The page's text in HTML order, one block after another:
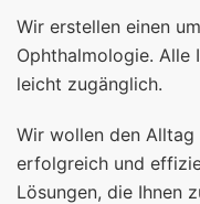
Wir erstellen einen
Ophthalmologie. Alle
leicht zugänglich.
Wir wollen den
erfolgreich und
Lösungen, die Ihnen